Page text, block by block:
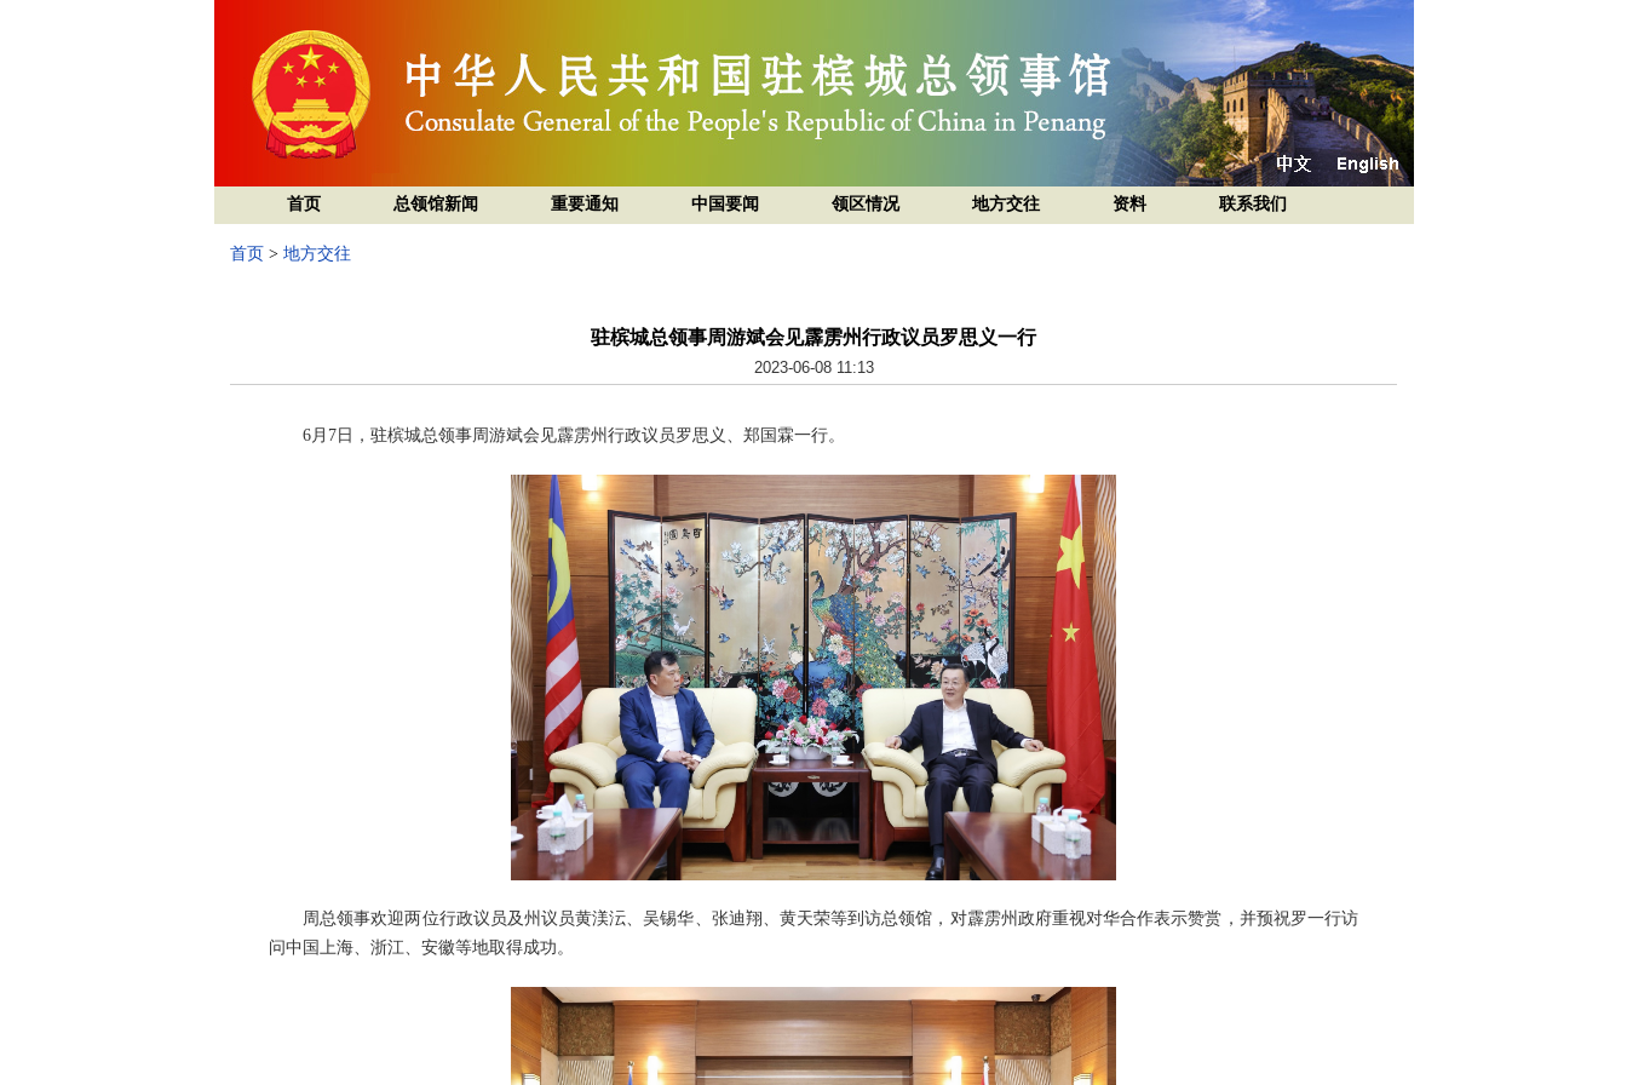
首页 总领馆新闻 重要通知 中国要闻 领区情况 地方交往 资料 联系我们
首页 > 地方交往
驻槟城总领事周游斌会见霹雳州行政议员罗思义一行
2023-06-08 11:13
6月7日，驻槟城总领事周游斌会见霹雳州行政议员罗思义、郑国霖一行。
周总领事欢迎两位行政议员及州议员黄渼沄、吴锡华、张迪翔、黄天荣等到访总领馆，对霹雳州政府重视对华合作表示赞赏，并预祝罗一行访
问中国上海、浙江、安徽等地取得成功。